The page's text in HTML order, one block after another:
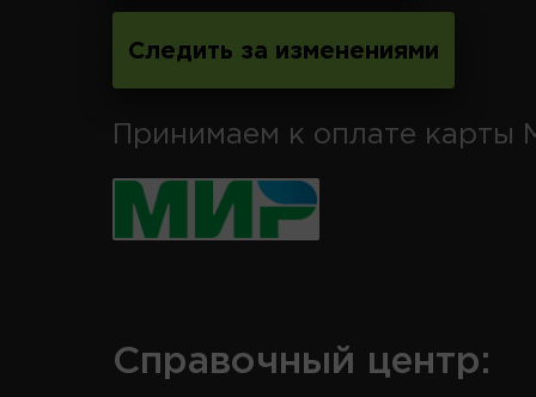
Следить за изменениями
Принимаем к оплате карты
Справочный центр: